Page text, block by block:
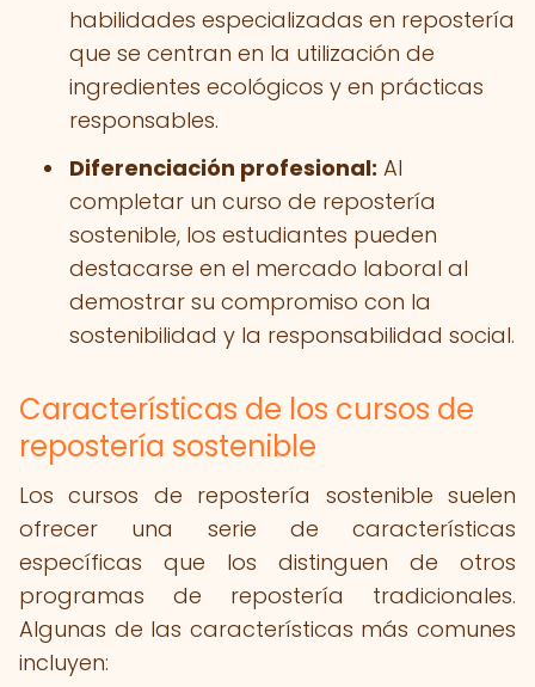
habilidades especializadas en repostería
que se centran en la utilización de
ingredientes ecológicos y en prácticas
responsables.
Diferenciación profesional: Al
completar un curso de repostería
sostenible, los estudiantes pueden
destacarse en el mercado laboral al
demostrar su compromiso con la
sostenibilidad y la responsabilidad social.
Características de los cursos de
repostería sostenible
Los cursos de repostería sostenible suelen
ofrecer una serie de características
específicas que los distinguen de otros
programas de repostería tradicionales.
Algunas de las características más comunes
incluyen: